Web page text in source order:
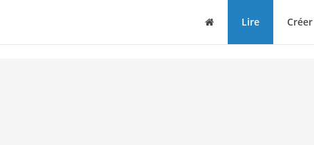
MaisonLire Créer